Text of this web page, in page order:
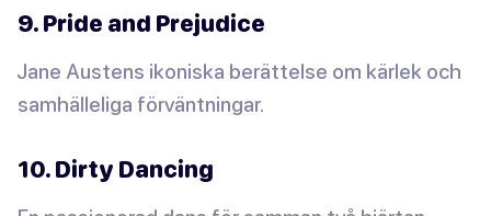
9. Pride and Prejudice
Jane Austens ikoniska berättelse om kärlek och
samhälleliga förväntningar.
10. Dirty Dancing